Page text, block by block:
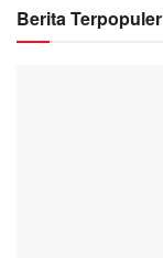
Berita Terpopuler